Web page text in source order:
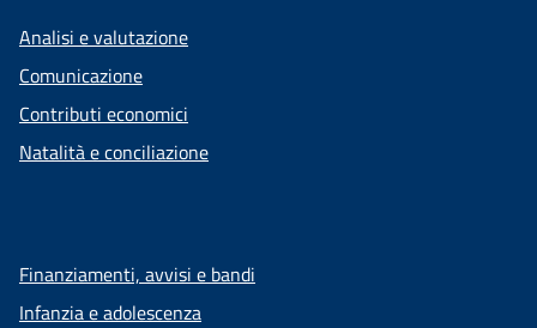
Analisi e valutazione
Comunicazione
Contributi economici
Natalità e conciliazione
Finanziamenti, avvisi e bandi
Infanzia e adolescenza